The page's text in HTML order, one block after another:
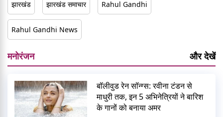
झारखंड झारखंड समाचार Rahul Gandhi
Rahul Gandhi News
मनोरंजन और देखें
बॉलीवुड रेन सॉन्ग्स: रवीना टंडन से
माधुरी तक, इन 5 अभिनेत्रियों ने बारिश
के गानों को बनाया अमर